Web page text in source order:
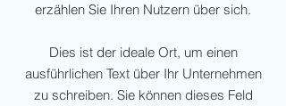
erzählen Sie Ihren Nutzern über sich.
Dies ist der ideale Ort, um einen
ausführlichen Text über Ihr Unternehmen
zu schreiben. Sie können dieses Feld